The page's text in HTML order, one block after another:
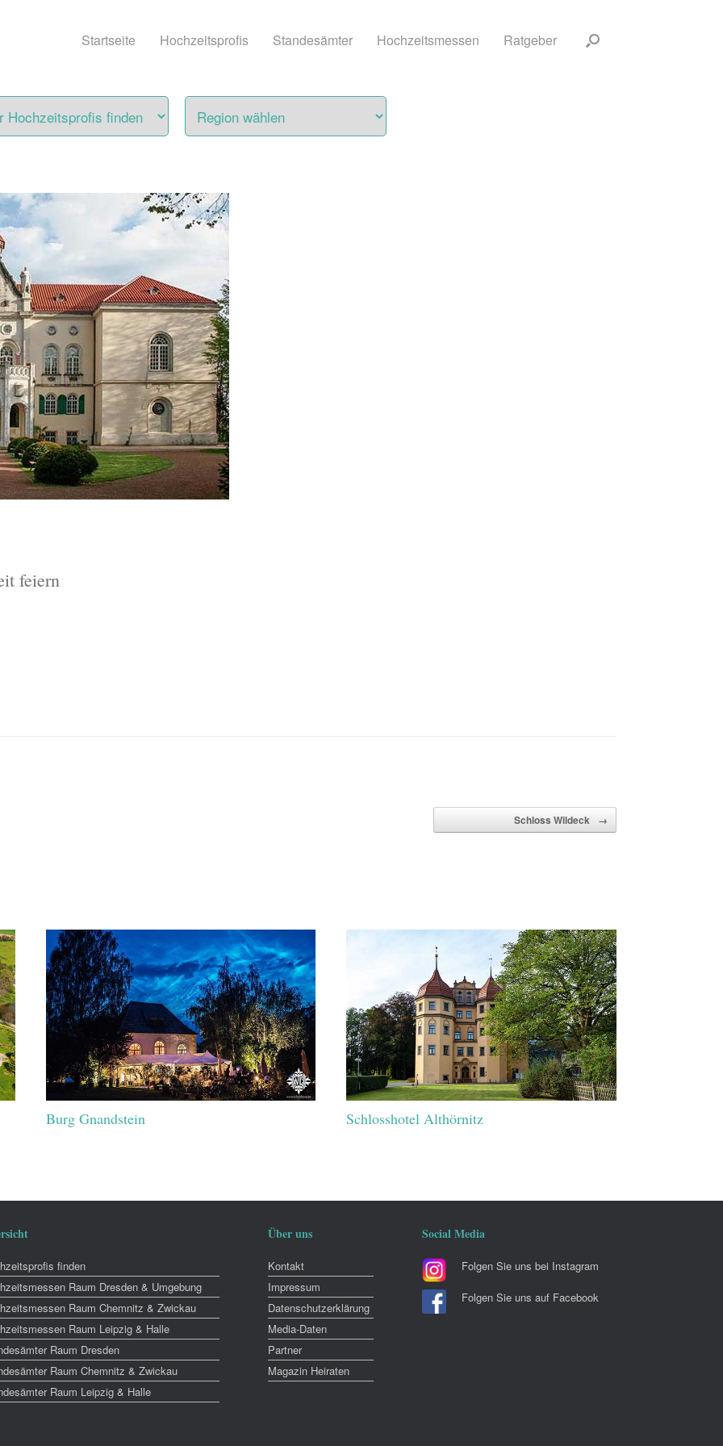
Startseite Hochzeitsprofis Standesämter Hochzeitsmessen Ratgeber
feiern
Schloss Wildeck →
Burg Gnandstein Schlosshotel Althörnitz
finden
Raum Dresden & Umgebung
Raum Chemnitz & Zwickau
Raum Leipzig & Halle
Raum Dresden
Raum Chemnitz & Zwickau
Raum Leipzig & Halle
Über uns
Kontakt
Impressum
Datenschutzerklärung
Media-Daten
Partner
Magazin Heiraten
Social Media
Folgen Sie uns bei Instagram
Folgen Sie uns auf Facebook